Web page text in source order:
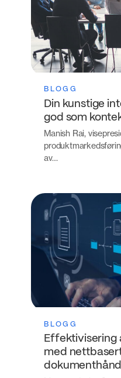
BLOGG
Din kunstige
god som
Manish Rai,
av…
BLOGG
Effektivisering
med